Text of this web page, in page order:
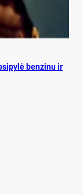
ben­zi­nu ir